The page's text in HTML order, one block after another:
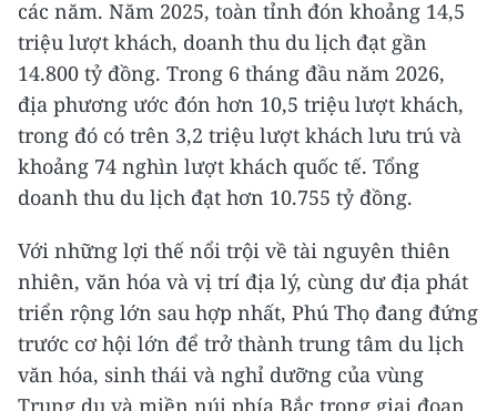
các năm. Năm 2025, toàn tỉnh đón khoảng 14,5
triệu lượt khách, doanh thu du lịch đạt gần
14.800 tỷ đồng. Trong 6 tháng đầu năm 2026,
địa phương ước đón hơn 10,5 triệu lượt khách,
trong đó có trên 3,2 triệu lượt khách lưu trú và
khoảng 74 nghìn lượt khách quốc tế. Tổng
doanh thu du lịch đạt hơn 10.755 tỷ đồng.
Với những lợi thế nổi trội về tài nguyên thiên
nhiên, văn hóa và vị trí địa lý, cùng dư địa phát
triển rộng lớn sau hợp nhất, Phú Thọ đang đứng
trước cơ hội lớn để trở thành trung tâm du lịch
văn hóa, sinh thái và nghỉ dưỡng của vùng